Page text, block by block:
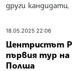
други
18.05.2025 22:06
Центристът
първия тур на
Полша